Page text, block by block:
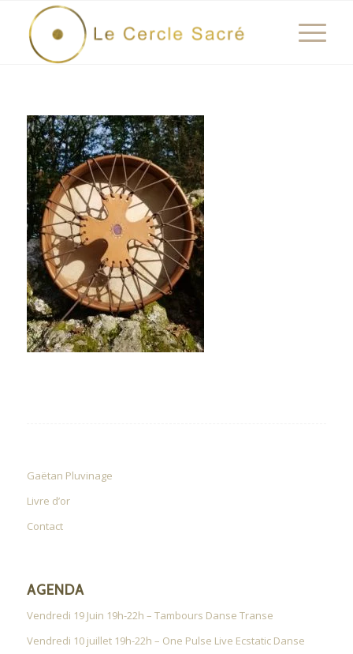
Gaëtan Pluvinage
Livre d’or
Contact
AGENDA
Vendredi 19 Juin 19h-22h – Tambours Danse Transe
Vendredi 10 juillet 19h-22h – One Pulse Live Ecstatic Danse